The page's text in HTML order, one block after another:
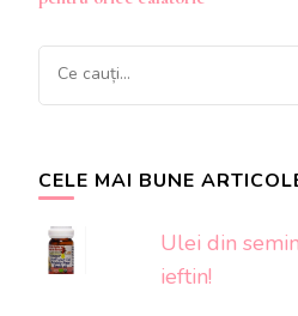
articole
Cauți
ceva?
CELE MAI BUNE
Ulei din
ieftin!